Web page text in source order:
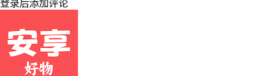
登录后添加评论